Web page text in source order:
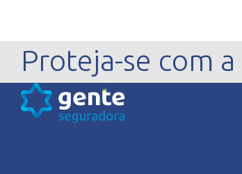
Proteja-se com a